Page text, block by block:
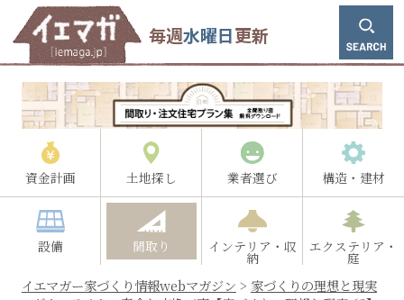
毎週水曜日更新
資金計画 土地探し 業者選び 構造・建材
設備 間取り インテリア・収
納
エクステリア・
庭
イエマガー家づくり情報webマガジン > 家づくりの理想と現実